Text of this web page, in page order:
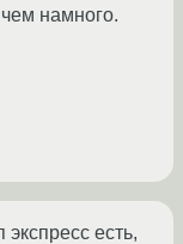
намного.
есть,